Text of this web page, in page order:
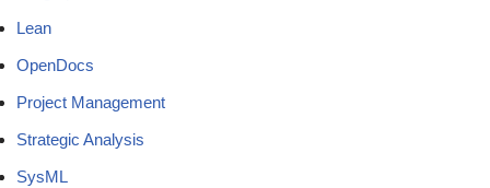
Lean
OpenDocs
Project Management
Strategic Analysis
SysML